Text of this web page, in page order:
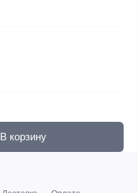
В корзину